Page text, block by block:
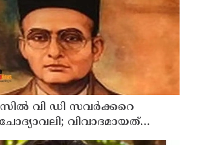
വി ഡി സവര്‍ക്കറെ
വിവാദമായത്
വകുപ്പ് നല്‍കിയ ചോദ്യം